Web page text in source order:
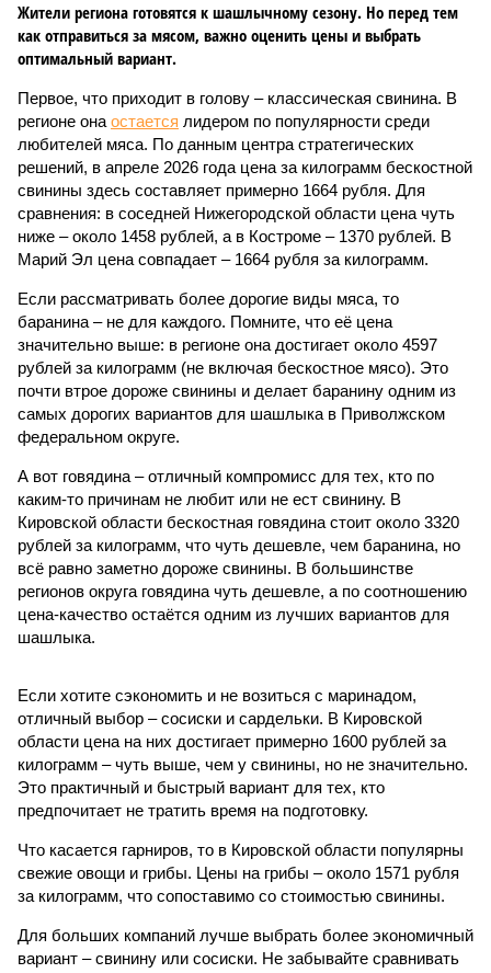
Жители региона готовятся к шашлычному сезону. Но перед тем
как отправиться за мясом, важно оценить цены и выбрать
оптимальный вариант.
Первое, что приходит в голову – классическая свинина. В
регионе она остается лидером по популярности среди
любителей мяса. По данным центра стратегических
решений, в апреле 2026 года цена за килограмм бескостной
свинины здесь составляет примерно 1664 рубля. Для
сравнения: в соседней Нижегородской области цена чуть
ниже – около 1458 рублей, а в Костроме – 1370 рублей. В
Марий Эл цена совпадает – 1664 рубля за килограмм.
Если рассматривать более дорогие виды мяса, то
баранина – не для каждого. Помните, что её цена
значительно выше: в регионе она достигает около 4597
рублей за килограмм (не включая бескостное мясо). Это
почти втрое дороже свинины и делает баранину одним из
самых дорогих вариантов для шашлыка в Приволжском
федеральном округе.
А вот говядина – отличный компромисс для тех, кто по
каким-то причинам не любит или не ест свинину. В
Кировской области бескостная говядина стоит около 3320
рублей за килограмм, что чуть дешевле, чем баранина, но
всё равно заметно дороже свинины. В большинстве
регионов округа говядина чуть дешевле, а по соотношению
цена-качество остаётся одним из лучших вариантов для
шашлыка.
Если хотите сэкономить и не возиться с маринадом,
отличный выбор – сосиски и сардельки. В Кировской
области цена на них достигает примерно 1600 рублей за
килограмм – чуть выше, чем у свинины, но не значительно.
Это практичный и быстрый вариант для тех, кто
предпочитает не тратить время на подготовку.
Что касается гарниров, то в Кировской области популярны
свежие овощи и грибы. Цены на грибы – около 1571 рубля
за килограмм, что сопоставимо со стоимостью свинины.
Для больших компаний лучше выбрать более экономичный
вариант – свинину или сосиски. Не забывайте сравнивать